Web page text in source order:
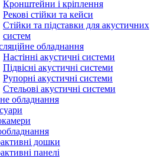
Кронштейни і кріплення
Рекові стійки та кейси
Стійки та підставки для акустичних
систем
обладнання
Настінні акустичні системи
Підвісні акустичні системи
Рупорні акустичні системи
Стельові акустичні системи
обладнання
дошки
панелі